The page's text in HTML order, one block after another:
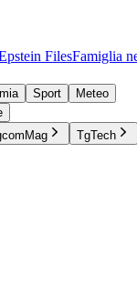
FilesFamiglia
Sport
Meteo
TgTech